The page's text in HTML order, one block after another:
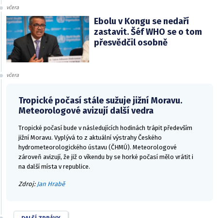
včera
Ebolu v Kongu se nedaří
zastavit. Šéf WHO se o tom
přesvědčil osobně
včera
Tropické počasí stále sužuje jižní Moravu.
Meteorologové avizují další vedra
Tropické počasí bude v následujících hodinách trápit především
jižní Moravu. Vyplývá to z aktuální výstrahy Českého
hydrometeorologického ústavu (ČHMÚ). Meteorologové
zároveň avizují, že již o víkendu by se horké počasí mělo vrátit i
na další místa v republice.
Zdroj: Jan Hrabě